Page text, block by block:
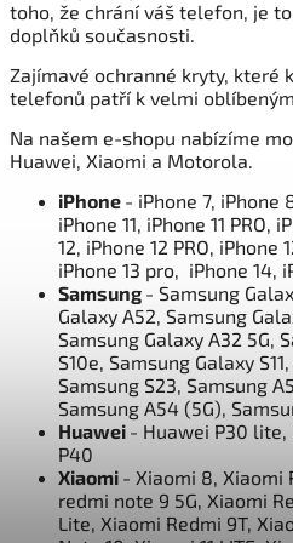
toho, že chrání váš telefon, je
doplňků současnosti.
Zajímavé ochranné kryty, které
telefonů patří k velmi
Na našem e-shopu nabízíme
Huawei, Xiaomi a Motorola.
iPhone - iPhone 7, iPhone
iPhone 11, iPhone 11 PRO,
12, iPhone 12 PRO, iPhone
iPhone 13 pro, iPhone 14,
Samsung - Samsung
Galaxy A52, Samsung
Samsung Galaxy A32 5G,
S10e, Samsung Galaxy
Samsung S23, Samsung
Samsung A54 (5G),
Huawei - Huawei P30 lite,
P40
Xiaomi - Xiaomi 8, Xiaomi
redmi note 9 5G, Xiaomi
Lite, Xiaomi Redmi 9T,